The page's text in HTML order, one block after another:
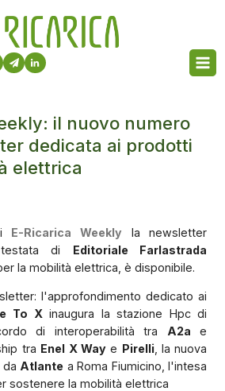
il nuovo numero
dedicata ai prodotti
elettrica
E-Ricarica Weekly la newsletter
testata di Editoriale Farlastrada
la mobilità elettrica, è disponibile.
l'approfondimento dedicato ai
To Xinaugura la stazione Hpc di
di interoperabilità tra A2a e
tra Enel X Waye Pirelli, la nuova
da Atlante a Roma Fiumicino, l'intesa
sostenere la mobilità elettrica